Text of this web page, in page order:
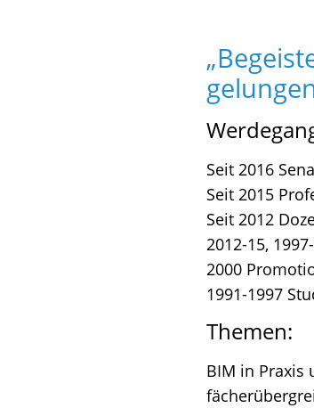
Seit 2016
Seit 2015
Seit 2012
2012-15,
2000
1991-1997
Themen:
BIM in Praxis